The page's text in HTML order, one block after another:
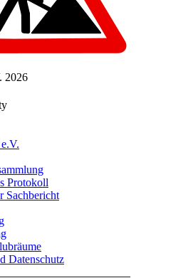
2026
Protokoll
Sachbericht
Datenschutz